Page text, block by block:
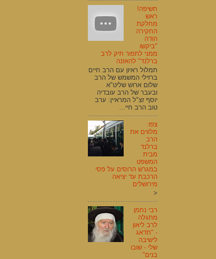
חשיפה!
ראש
מחלקת
החקירה
הודה
"ביקשו
ממני לתפור תיק לרב
ברלנד" להאזנה
תמלול ראיון עם הרב חיים
ברזילי המשמש של הרב
שלום ארוש שליט"א
ובעבר של הרב עובדיה
יוסף זצ"ל המראיין: ערב
טוב הרב חיי...
צפו:
מלווים את
הרב
ברלנד
מבית
המשפט
במגרש הרוסים על פסי
הרכבת עד יציאה
מירושלים
<
רבי נחמן
מתגלה
לרב ליאון
- "תדאג
לישיבה
שלי - שובו
בנים"